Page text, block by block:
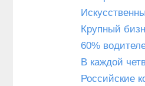
Крупный
60%
В каждой
Российские